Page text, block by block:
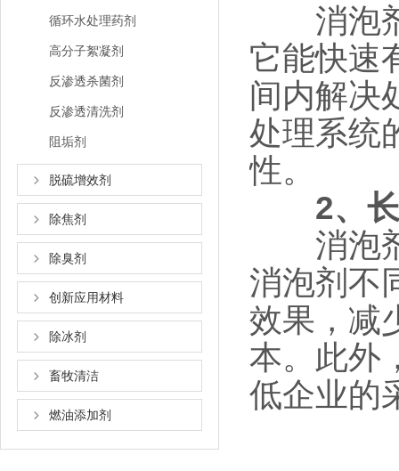
循环水处理药剂
高分子絮凝剂
反渗透杀菌剂
反渗透清洗剂
阻垢剂
脱硫增效剂
除焦剂
除臭剂
创新应用材料
除冰剂
畜牧清洁
燃油添加剂
消泡剂
它能快速
间内解决
处理系统
性。
2、
消泡剂
消泡剂不
效果，减
本。此外
低企业的